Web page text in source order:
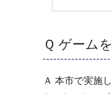
Ｑ ゲーム
Ａ 本市で実施